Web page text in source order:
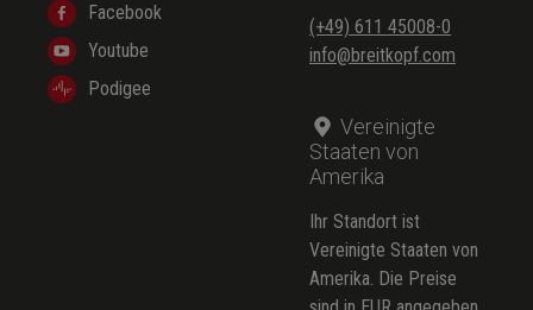
Facebook
Youtube
Podigee
(+49) 611 45008-0
info@breitkopf.com
Vereinigte
Staaten von
Amerika
Ihr Standort ist
Vereinigte Staaten von
Amerika. Die Preise